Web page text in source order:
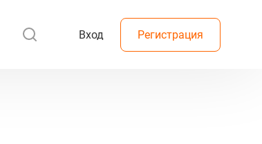
Вход Регистрация